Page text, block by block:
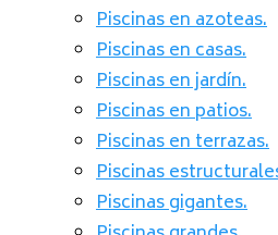
Piscinas en azoteas.
Piscinas en casas.
Piscinas en jardín.
Piscinas en patios.
Piscinas en terrazas.
Piscinas
Piscinas gigantes.